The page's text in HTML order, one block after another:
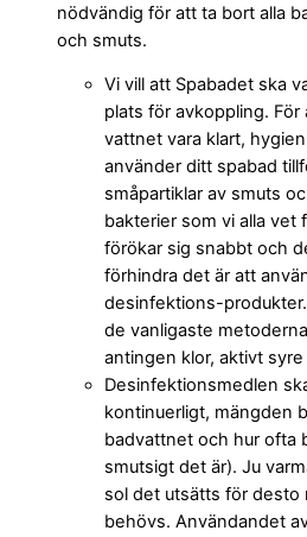
nödvändig för att ta bort alla
och smuts.
Vi vill att Spabadet ska
plats för avkoppling.
vattnet vara klart,
använder ditt spabad
småpartiklar av smuts
bakterier som vi alla vet
förökar sig snabbt och
förhindra det är att
desinfektions-
de vanligaste
antingen klor, aktivt
Desinfektionsmedlen
kontinuerligt, mängden
badvattnet och hur ofta
smutsigt det är). Ju
sol det utsätts för
behövs. Användandet